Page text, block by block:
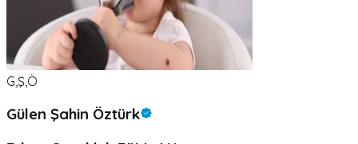
G,Ş,Ö
Gülen Şahin Öztürk